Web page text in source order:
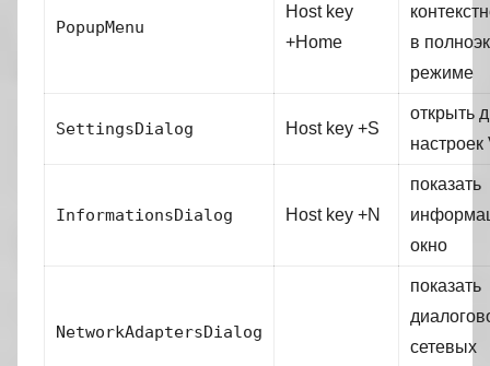
PopupMenu
Host key
+Home
в
режиме
SettingsDialog Host key +S
открыть
настроек
InformationsDialog Host key +N
показать
окно
NetworkAdaptersDialog
показать
сетевых